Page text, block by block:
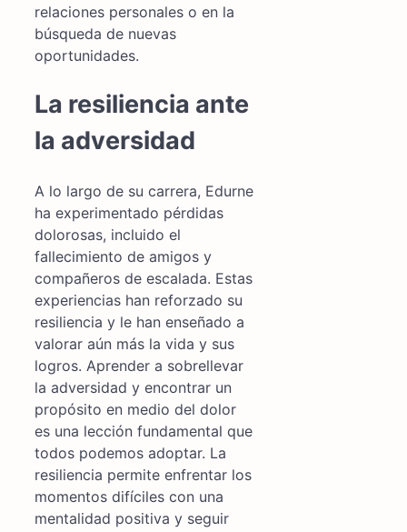
relaciones personales o en la
búsqueda de nuevas
oportunidades.
La resiliencia ante
la adversidad
A lo largo de su carrera, Edurne
ha experimentado pérdidas
dolorosas, incluido el
fallecimiento de amigos y
compañeros de escalada. Estas
experiencias han reforzado su
resiliencia y le han enseñado a
valorar aún más la vida y sus
logros. Aprender a sobrellevar
la adversidad y encontrar un
propósito en medio del dolor
es una lección fundamental que
todos podemos adoptar. La
resiliencia permite enfrentar los
momentos difíciles con una
mentalidad positiva y seguir